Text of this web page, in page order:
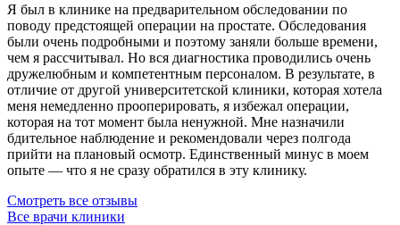
Я был в клинике на предварительном обследовании по
поводу предстоящей операции на простате. Обследования
были очень подробными и поэтому заняли больше времени,
чем я рассчитывал. Но вся диагностика проводились очень
дружелюбным и компетентным персоналом. В результате, в
отличие от другой университетской клиники, которая хотела
меня немедленно прооперировать, я избежал операции,
которая на тот момент была ненужной. Мне назначили
бдительное наблюдение и рекомендовали через полгода
прийти на плановый осмотр. Единственный минус в моем
опыте — что я не сразу обратился в эту клинику.
Смотреть все отзывы
Все врачи клиники